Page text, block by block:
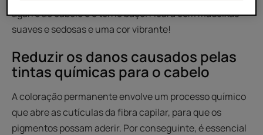
agarre ao cabelo e o torne baço. Ficará com madeixas
suaves e sedosas e uma cor vibrante!
Reduzir os danos causados pelas
tintas químicas para o cabelo
A coloração permanente envolve um processo químico
que abre as cutículas da fibra capilar, para que os
pigmentos possam aderir. Por conseguinte, é essencial